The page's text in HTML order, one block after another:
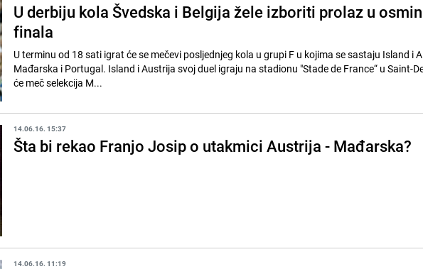
U derbiju kola Švedska i Belgija žele izboriti prolaz u
finala
U terminu od 18 sati igrat će se mečevi posljednjeg kola u grupi F u kojima se sastaju Island i
Mađarska i Portugal. Island i Austrija svoj duel igraju na stadionu "Stade de France“ u Saint-
će meč selekcija M...
14.06.16. 15:37
Šta bi rekao Franjo Josip o utakmici Austrija - Mađarska?
14.06.16. 11:19